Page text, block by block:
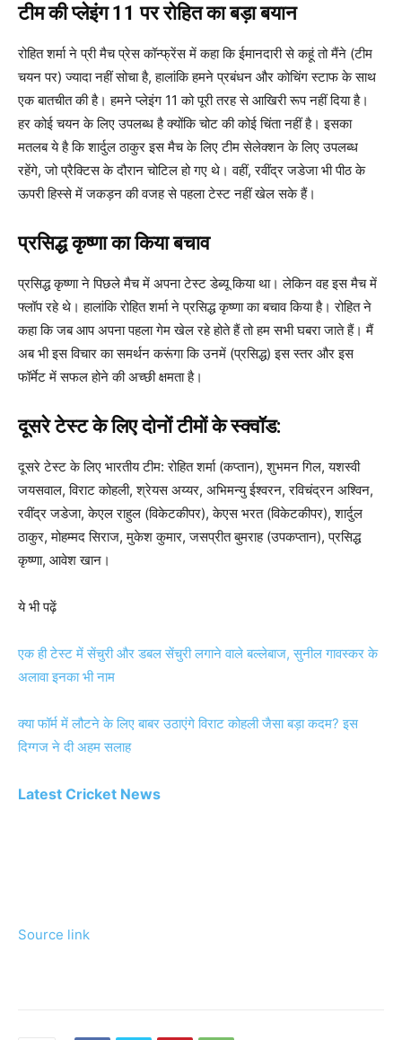
टीम की प्लेइंग 11 पर रोहित का बड़ा बयान
रोहित शर्मा ने प्री मैच प्रेस कॉन्फ्रेंस में कहा कि ईमानदारी से कहूं तो मैंने (टीम
चयन पर) ज्यादा नहीं सोचा है, हालांकि हमने प्रबंधन और कोचिंग स्टाफ के साथ
एक बातचीत की है। हमने प्लेइंग 11 को पूरी तरह से आखिरी रूप नहीं दिया है।
हर कोई चयन के लिए उपलब्ध है क्योंकि चोट की कोई चिंता नहीं है। इसका
मतलब ये है कि शार्दुल ठाकुर इस मैच के लिए टीम सेलेक्शन के लिए उपलब्ध
रहेंगे, जो प्रैक्टिस के दौरान चोटिल हो गए थे। वहीं, रवींद्र जडेजा भी पीठ के
ऊपरी हिस्से में जकड़न की वजह से पहला टेस्ट नहीं खेल सके हैं।
प्रसिद्ध कृष्णा का किया बचाव
प्रसिद्ध कृष्णा ने पिछले मैच में अपना टेस्ट डेब्यू किया था। लेकिन वह इस मैच में
फ्लॉप रहे थे। हालांकि रोहित शर्मा ने प्रसिद्ध कृष्णा का बचाव किया है। रोहित ने
कहा कि जब आप अपना पहला गेम खेल रहे होते हैं तो हम सभी घबरा जाते हैं। मैं
अब भी इस विचार का समर्थन करूंगा कि उनमें (प्रसिद्ध) इस स्तर और इस
फॉर्मेट में सफल होने की अच्छी क्षमता है।
दूसरे टेस्ट के लिए दोनों टीमों के स्क्वॉड:
दूसरे टेस्ट के लिए भारतीय टीम: रोहित शर्मा (कप्तान), शुभमन गिल, यशस्वी
जयसवाल, विराट कोहली, श्रेयस अय्यर, अभिमन्यु ईश्वरन, रविचंद्रन अश्विन,
रवींद्र जडेजा, केएल राहुल (विकेटकीपर), केएस भरत (विकेटकीपर), शार्दुल
ठाकुर, मोहम्मद सिराज, मुकेश कुमार, जसप्रीत बुमराह (उपकप्तान), प्रसिद्ध
कृष्णा, आवेश खान।
ये भी पढ़ें
एक ही टेस्ट में सेंचुरी और डबल सेंचुरी लगाने वाले बल्लेबाज, सुनील गावस्कर के
अलावा इनका भी नाम
क्या फॉर्म में लौटने के लिए बाबर उठाएंगे विराट कोहली जैसा बड़ा कदम? इस
दिग्गज ने दी अहम सलाह
Latest Cricket News
Source link